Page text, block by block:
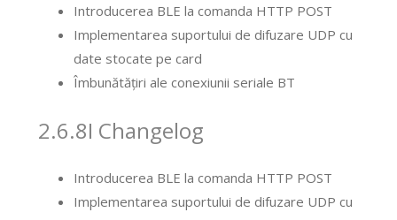
Introducerea BLE la comanda HTTP POST
Implementarea suportului de difuzare UDP cu
date stocate pe card
Îmbunătățiri ale conexiunii seriale BT
2.6.8I Changelog
Introducerea BLE la comanda HTTP POST
Implementarea suportului de difuzare UDP cu